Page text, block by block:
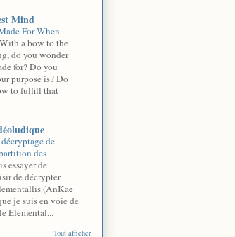
Mind
For When
With a bow to the
do you wonder
for? Do you
purpose is? Do
to fulfill that
de
des
essayer de
de décrypter
(AnKae
je suis en voie de
Elemental...
Tout afficher